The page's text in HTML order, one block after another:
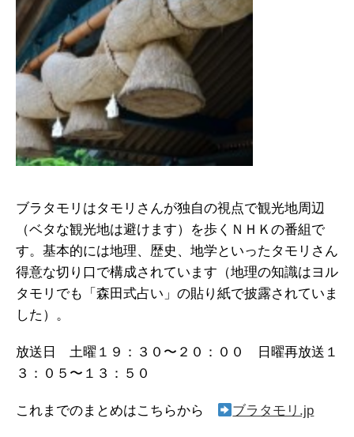
ブラタモリはタモリさんが独自の視点で観光地周辺
（ベタな観光地は避けます）を歩くＮＨＫの番組で
す。基本的には地理、歴史、地学といったタモリさん
得意な切り口で構成されています（地理の知識はヨル
タモリでも「森田式占い」の貼り紙で披露されていま
した）。
放送日 土曜１９：３０〜２０：００ 日曜再放送１
３：０５〜１３：５０
これまでのまとめはこちらから ブラタモリ.jp